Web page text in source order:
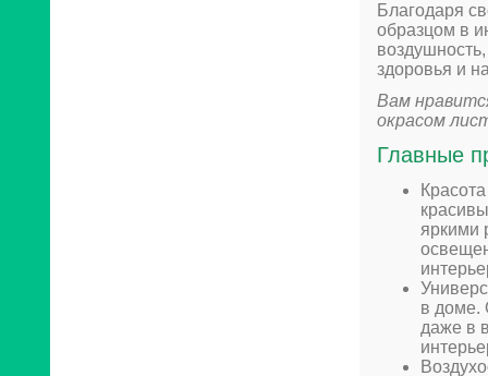
Благодаря
образцом в
здоровья и
Вам
окрасом
Главные
яркими
в доме.
даже в